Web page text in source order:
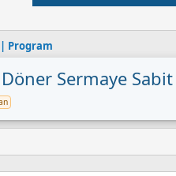
Program
Sermaye